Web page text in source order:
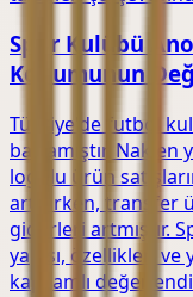
Spor Kulübü
Konumunun
Türkiye'de futbol
başlamıştır.
logolu ürün
artırırken, transfer
giderleri artmıştır.
yapısı, özellikleri
kapsamlı